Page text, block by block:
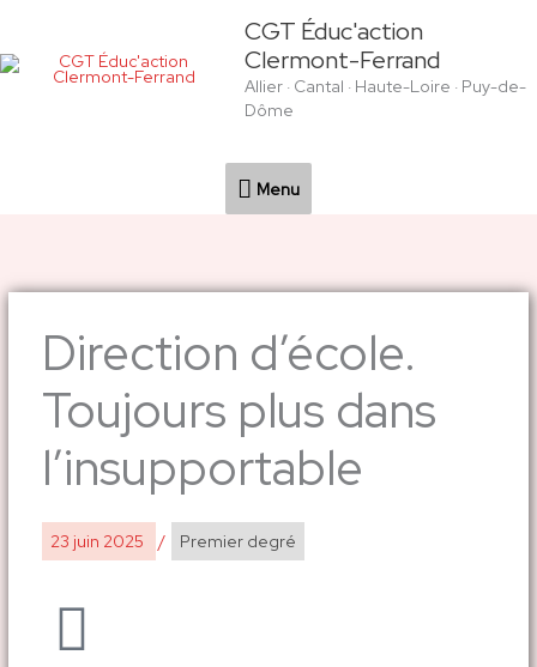
contenu
CGT Éduc'action
Clermont-Ferrand
Allier · Cantal · Haute-Loire · Puy-de-
Dôme
Menu
Menu
Direction d’école.
Toujours plus dans
l’insupportable
23 juin 2025 / Premier degré